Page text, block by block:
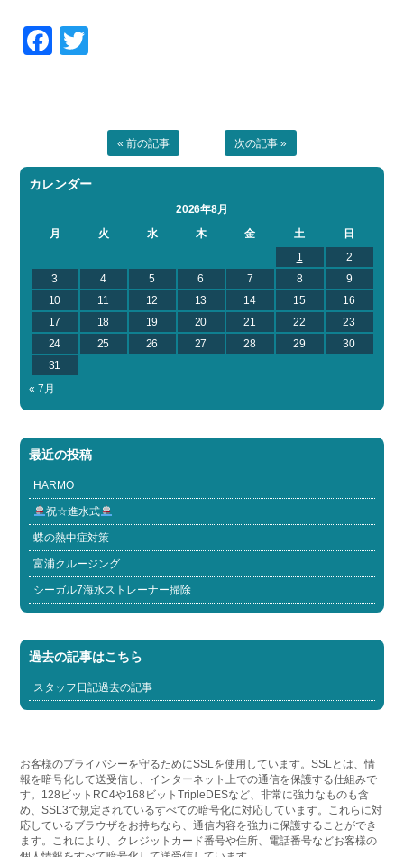
Facebook
« 前の記事 次の記事 »
カレンダー
2026年8月
月
火 水 木 金 土
日
1
2
3
4 5 6 7 8
9
10
11 12 13 14 15
16
17
18 19 20 21 22
23
24
25 26 27 28 29
30
31
« 7月
最近の投稿
HARMO
祝☆進水式
蝶の熱中症対策
富浦クルージング
シーガル7海水ストレーナー掃除
過去の記事はこちら
スタッフ日記過去の記事
お客様のプライバシーを守るためにSSLを使用しています。SSLとは、情
報を暗号化して送受信し、インターネット上での通信を保護する仕組みで
す。128ビットRC4や168ビットTripleDESなど、非常に強力なものも含
め、SSL3で規定されているすべての暗号化に対応しています。これらに対
応しているブラウザをお持ちなら、通信内容を強力に保護することができ
ます。これにより、クレジットカード番号や住所、電話番号などお客様の